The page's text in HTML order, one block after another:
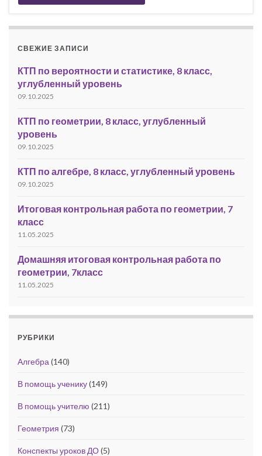
СВЕЖИЕ ЗАПИСИ
КТП по вероятности и статистике, 8 класс,
углубленный уровень
09.10.2025
КТП по геометрии, 8 класс, углубленный
уровень
09.10.2025
КТП по алгебре, 8 класс, углубленный уровень
09.10.2025
Итоговая контрольная работа по геометрии, 7
класс
11.05.2025
Домашняя итоговая контрольная работа по
геометрии, 7класс
11.05.2025
РУБРИКИ
Алгебра (140)
В помощь ученику(149)
В помощь учителю (211)
Геометрия (73)
Конспекты уроков ДО(5)